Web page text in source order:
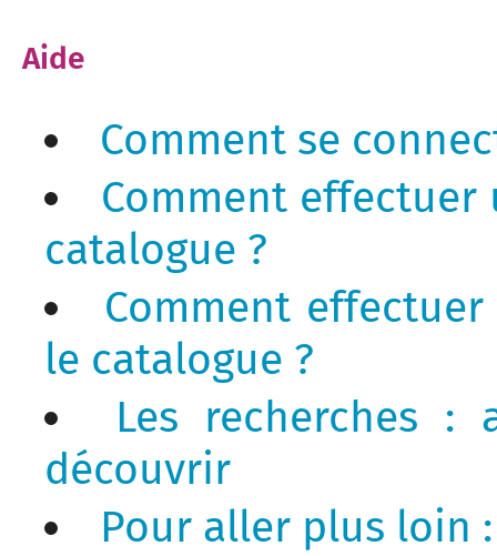
Aide
Comment se
Comment effectuer
catalogue ?
Comment
le catalogue ?
Les recherches :
découvrir
Pour aller plus loin